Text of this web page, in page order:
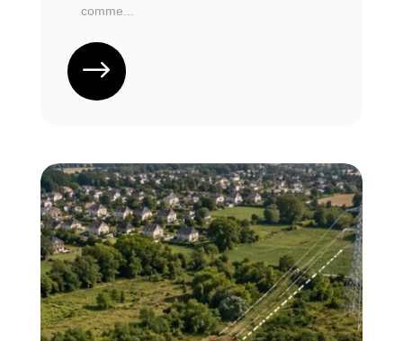
comme...